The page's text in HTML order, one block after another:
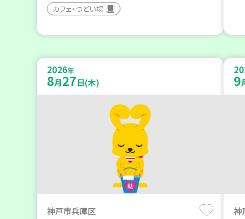
カフェ・つどい場
2026年
8月27日(木)
神戸市兵庫区
9
神